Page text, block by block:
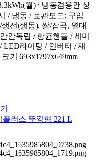
월) / 냉동겸용칸 상
/ 냉동 / 보관모드: 구입
선(생동), 쌀/잡곡, 열대
칸독립 / 항균핸들 / 세미
LED라이팅 / 인버터 / 재
기 693x1797x649mm
플러스 뚜껑형 221 L